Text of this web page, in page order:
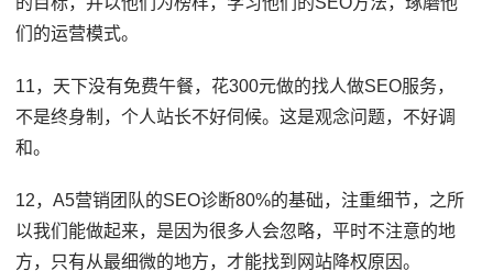
们的运营模式。
11，天下没有免费午餐，花300元做的找人做SEO服务，
不是终身制，个人站长不好伺候。这是观念问题，不好调
和。
12，A5营销团队的SEO诊断80%的基础，注重细节，之所
以我们能做起来，是因为很多人会忽略，平时不注意的地
方，只有从最细微的地方，才能找到网站降权原因。